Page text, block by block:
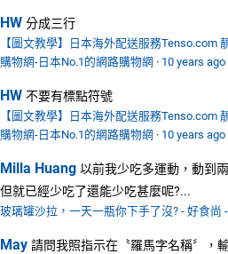
HW 分成三行
【圖文教學】日本海外配送服務Tenso.com
購物網-日本No.1的網路購物網 · 10 years ago
HW 不要有標點符號
【圖文教學】日本海外配送服務Tenso.com
購物網-日本No.1的網路購物網 · 10 years ago
Milla Huang 以前我少吃多運動，動到
但就已經少吃了還能少吃甚麼呢?...
玻璃罐沙拉，一天一瓶你下手了沒? - 好食尚
May 請問我照指示在〝羅馬字名稱〞，